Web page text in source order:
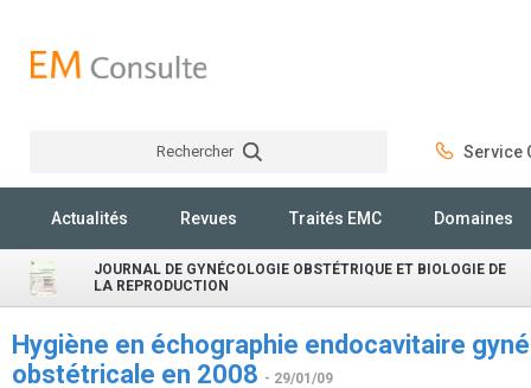
Rechercher Service
Actualités Revues Traités EMC Domaines
JOURNAL DE GYNÉCOLOGIE OBSTÉTRIQUE ET BIOLOGIE DE
LA REPRODUCTION
Hygiène en échographie endocavitaire
obstétricale en 2008 - 29/01/09